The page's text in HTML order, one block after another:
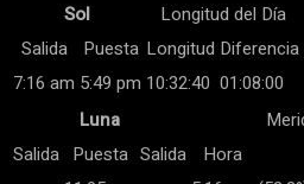
Sol
Longitud del Día
Salida
Puesta Longitud Diferencia
7:16 am 5:49 pm 10:32:40 01:08:00
Luna
Salida Puesta Salida Hora